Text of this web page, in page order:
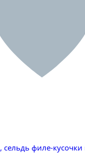
сельдь филе-